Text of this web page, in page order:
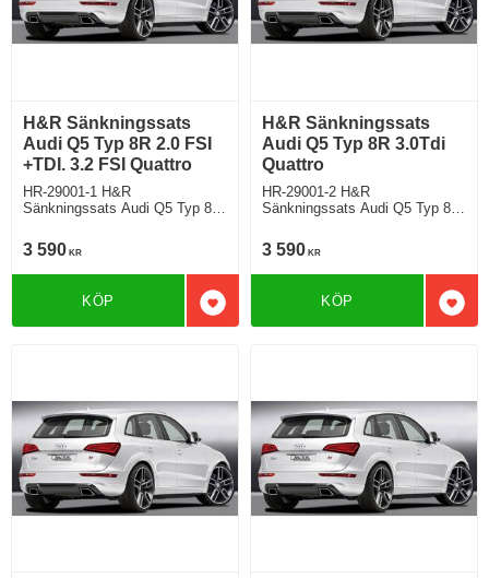
H&R Sänkningssats
Audi Q5 Typ 8R 2.0 FSI
+TDI. 3.2 FSI Quattro
HR-29001-1 H&R
Sänkningssats Audi Q5 Typ 8R,
ca: 40mm
3 590 KR
Lägg till i favoriter
KÖP
H&R Sänkningssats
Audi Q5 Typ 8R 3.0Tdi
Quattro
HR-29001-2 H&R
Sänkningssats Audi Q5 Typ 8R,
3 590 KR
KÖP